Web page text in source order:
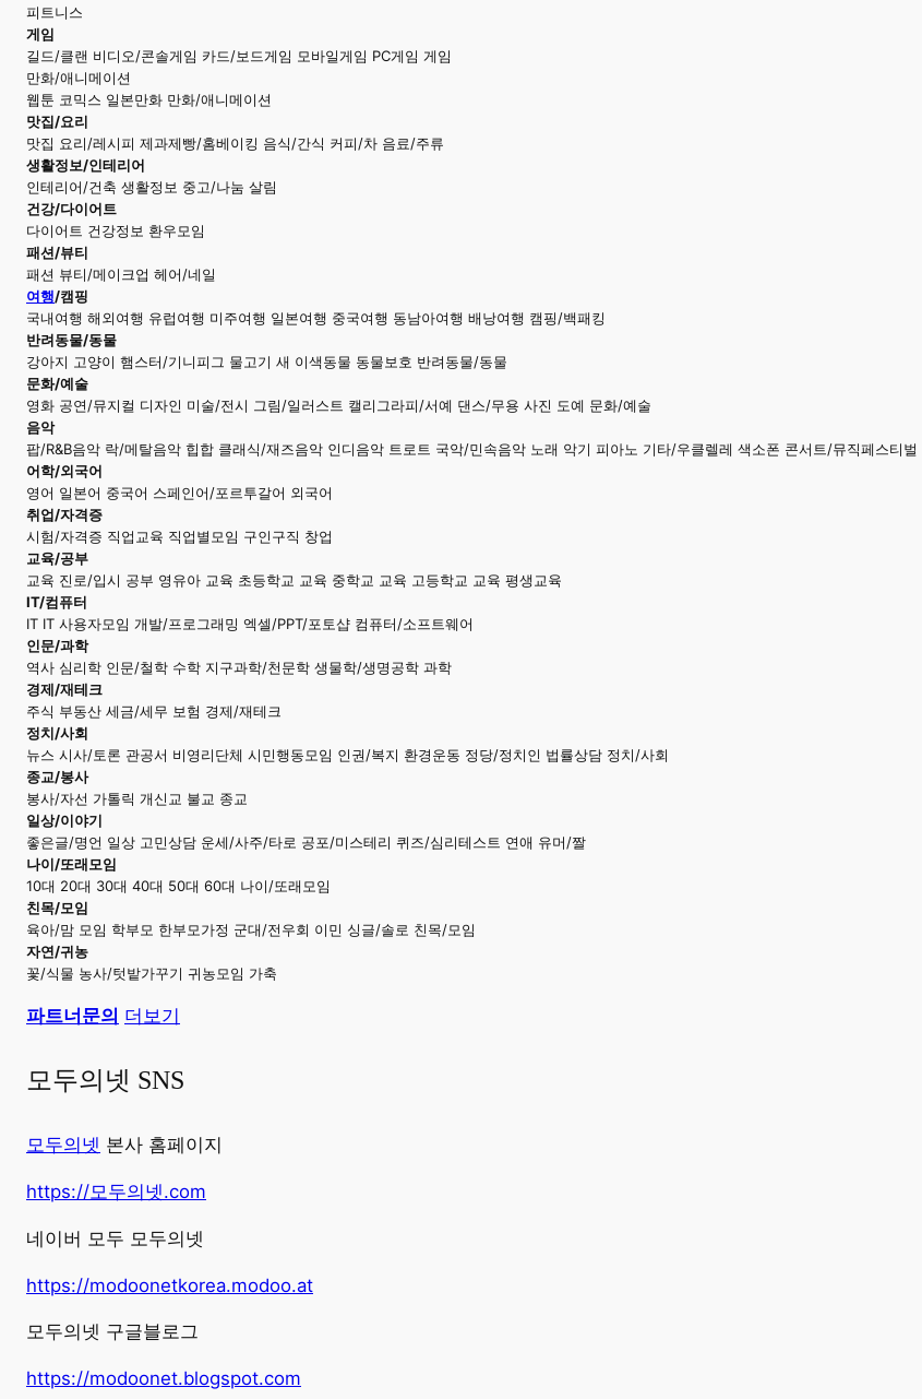
피트니스
게임
길드/클랜 비디오/콘솔게임 카드/보드게임 모바일게임 PC게임 게임
만화/애니메이션
웹툰 코믹스 일본만화 만화/애니메이션
맛집/요리
맛집 요리/레시피 제과제빵/홈베이킹 음식/간식 커피/차 음료/주류
생활정보/인테리어
인테리어/건축 생활정보 중고/나눔 살림
건강/다이어트
다이어트 건강정보 환우모임
패션/뷰티
패션 뷰티/메이크업 헤어/네일
여행/캠핑
국내여행 해외여행 유럽여행 미주여행 일본여행 중국여행 동남아여행 배낭여행 캠핑/백패킹
반려동물/동물
강아지 고양이 햄스터/기니피그 물고기 새 이색동물 동물보호 반려동물/동물
문화/예술
영화 공연/뮤지컬 디자인 미술/전시 그림/일러스트 캘리그라피/서예 댄스/무용 사진 도예 문화/예술
음악
팝/R&B음악 락/메탈음악 힙합 클래식/재즈음악 인디음악 트로트 국악/민속음악 노래 악기 피아노 기타/우클렐레 색소폰 콘서트/뮤직페스티벌
어학/외국어
영어 일본어 중국어 스페인어/포르투갈어 외국어
취업/자격증
시험/자격증 직업교육 직업별모임 구인구직 창업
교육/공부
교육 진로/입시 공부 영유아 교육 초등학교 교육 중학교 교육 고등학교 교육 평생교육
IT/컴퓨터
IT IT 사용자모임 개발/프로그래밍 엑셀/PPT/포토샵 컴퓨터/소프트웨어
인문/과학
역사 심리학 인문/철학 수학 지구과학/천문학 생물학/생명공학 과학
경제/재테크
주식 부동산 세금/세무 보험 경제/재테크
정치/사회
뉴스 시사/토론 관공서 비영리단체 시민행동모임 인권/복지 환경운동 정당/정치인 법률상담 정치/사회
종교/봉사
봉사/자선 가톨릭 개신교 불교 종교
일상/이야기
좋은글/명언 일상 고민상담 운세/사주/타로 공포/미스테리 퀴즈/심리테스트 연애 유머/짤
나이/또래모임
10대 20대 30대 40대 50대 60대 나이/또래모임
친목/모임
육아/맘 모임 학부모 한부모가정 군대/전우회 이민 싱글/솔로 친목/모임
자연/귀농
꽃/식물 농사/텃밭가꾸기 귀농모임 가축
파트너문의 더보기
모두의넷 SNS
모두의넷 본사 홈페이지
https://모두의넷.com
네이버 모두 모두의넷
https://modoonetkorea.modoo.at
모두의넷 구글블로그
https://modoonet.blogspot.com